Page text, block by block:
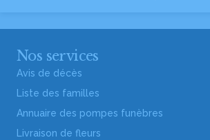
Nos services
Avis de décès
Liste des familles
Annuaire des pompes funèbres
Livraison de fleurs